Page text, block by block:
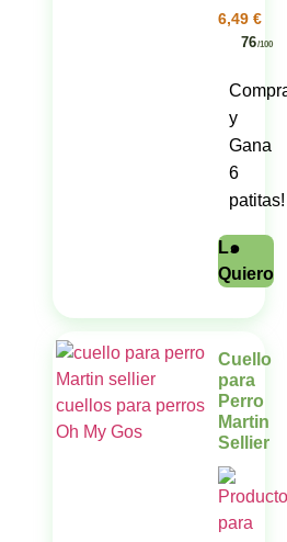
6,49 €
76/100
y
Gana
6
patitas!
L๑
Quiero
Cuello
para
Perro
Martin
Sellier